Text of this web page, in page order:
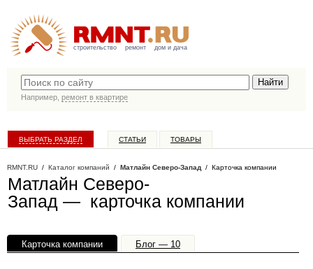
строительство ремонт дом и дача
Например, ремонт в квартире
ВЫБРАТЬ РАЗДЕЛ СТАТЬИ ТОВАРЫ
RMNT.RU / Каталог компаний / Матлайн Северо-Запад / Карточка компании
Матлайн Северо-
Запад — карточка компании
Карточка компании
Блог — 10